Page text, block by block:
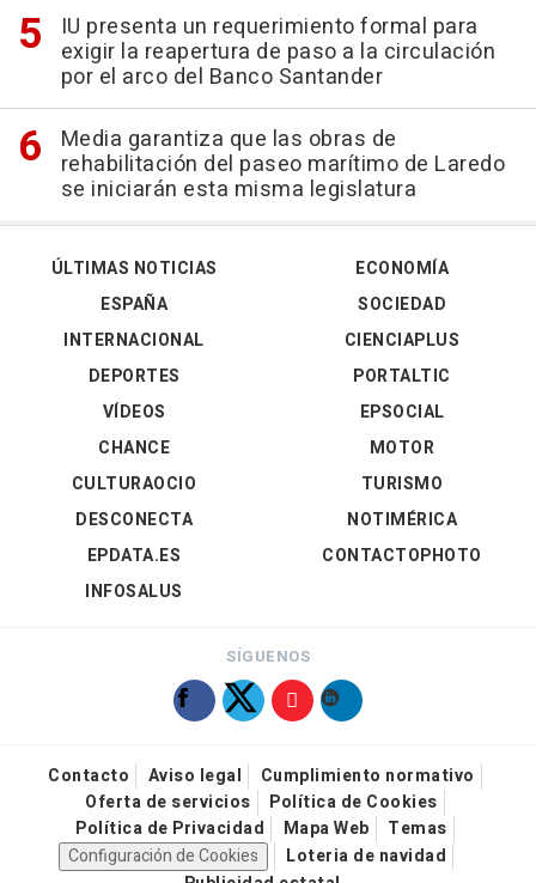
IU presenta un requerimiento formal para
exigir la reapertura de paso a la circulación
por el arco del Banco Santander
Media garantiza que las obras de
rehabilitación del paseo marítimo de Laredo
se iniciarán esta misma legislatura
ÚLTIMAS NOTICIAS
ESPAÑA
INTERNACIONAL
DEPORTES
VÍDEOS
ECONOMÍA
SOCIEDAD
CIENCIAPLUS
PORTALTIC
EPSOCIAL
CHANCE
CULTURAOCIO
DESCONECTA
EPDATA.ES
INFOSALUS
MOTOR
TURISMO
NOTIMÉRICA
CONTACTOPHOTO
SÍGUENOS
Contacto Aviso legal
Cumplimiento normativo
Oferta de servicios
Política de Cookies
Política de Privacidad
Mapa Web
Temas
Configuración de Cookies
Loteria de navidad